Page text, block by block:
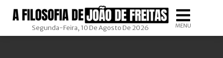
Segunda-Feira, 10 De Agosto De 2026 MENU